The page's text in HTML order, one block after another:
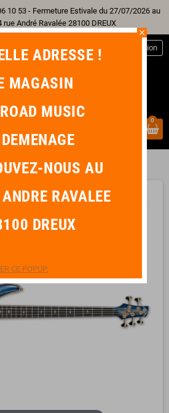
10 53 - Fermeture Estivale du 27/07/2026 au
André Ravalée 28100 DREUX
Connexion
0
Cerulean Blue Burst
close
ADRESSE !
MAGASIN
MUSIC
NOUS AU
RAVALEE
DREUX
CE POPUP.